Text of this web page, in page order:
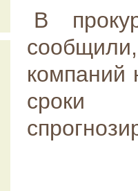
В
компаний
сроки